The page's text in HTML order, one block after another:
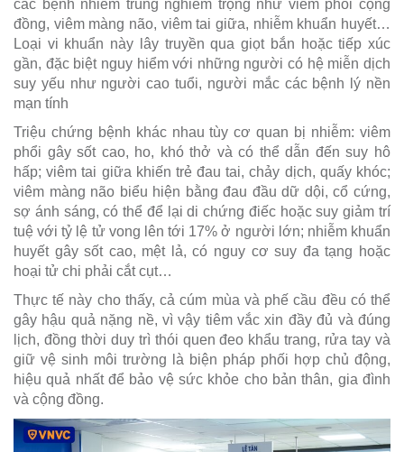
các bệnh nhiễm trùng nghiêm trọng như viêm phổi cộng
đồng, viêm màng não, viêm tai giữa, nhiễm khuẩn huyết…
Loại vi khuẩn này lây truyền qua giọt bắn hoặc tiếp xúc
gần, đặc biệt nguy hiểm với những người có hệ miễn dịch
suy yếu như người cao tuổi, người mắc các bệnh lý nền
mạn tính
Triệu chứng bệnh khác nhau tùy cơ quan bị nhiễm: viêm
phổi gây sốt cao, ho, khó thở và có thể dẫn đến suy hô
hấp; viêm tai giữa khiến trẻ đau tai, chảy dịch, quấy khóc;
viêm màng não biểu hiện bằng đau đầu dữ dội, cổ cứng,
sợ ánh sáng, có thể để lại di chứng điếc hoặc suy giảm trí
tuệ với tỷ lệ tử vong lên tới 17% ở người lớn; nhiễm khuẩn
huyết gây sốt cao, mệt lả, có nguy cơ suy đa tạng hoặc
hoại tử chi phải cắt cụt…
Thực tế này cho thấy, cả cúm mùa và phế cầu đều có thể
gây hậu quả nặng nề, vì vậy tiêm vắc xin đầy đủ và đúng
lịch, đồng thời duy trì thói quen đeo khẩu trang, rửa tay và
giữ vệ sinh môi trường là biện pháp phối hợp chủ động,
hiệu quả nhất để bảo vệ sức khỏe cho bản thân, gia đình
và cộng đồng.